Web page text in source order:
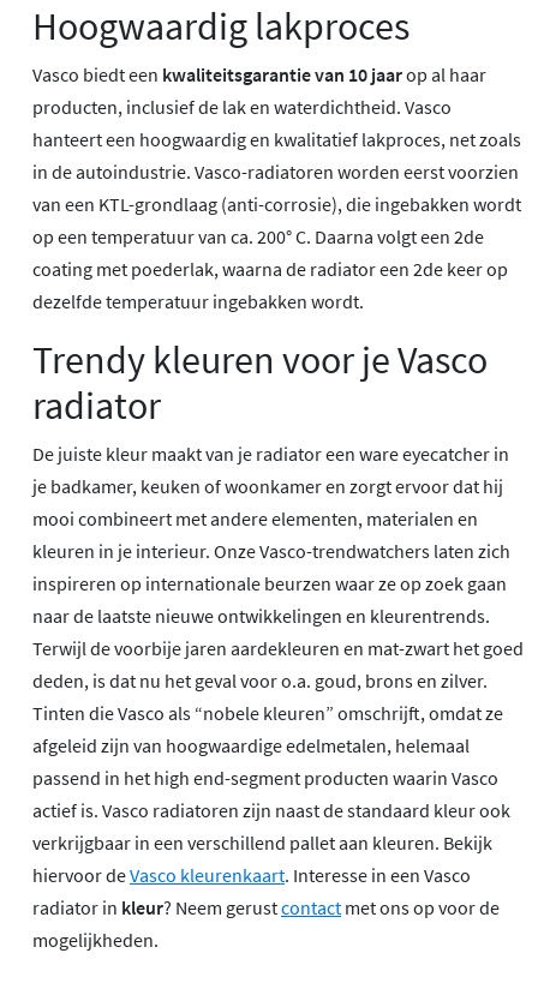
Hoogwaardig lakproces
Vasco biedt een kwaliteitsgarantie van 10 jaarop al haar
producten, inclusief de lak en waterdichtheid. Vasco
hanteert een hoogwaardig en kwalitatief lakproces, net zoals
in de autoindustrie. Vasco-radiatoren worden eerst voorzien
van een KTL-grondlaag (anti-corrosie), die ingebakken wordt
op een temperatuur van ca. 200° C. Daarna volgt een 2de
coating met poederlak, waarna de radiator een 2de keer op
dezelfde temperatuur ingebakken wordt.
Trendy kleuren voor je Vasco
radiator
De juiste kleur maakt van je radiator een ware eyecatcher in
je badkamer, keuken of woonkamer en zorgt ervoor dat hij
mooi combineert met andere elementen, materialen en
kleuren in je interieur. Onze Vasco-trendwatchers laten zich
inspireren op internationale beurzen waar ze op zoek gaan
naar de laatste nieuwe ontwikkelingen en kleurentrends.
Terwijl de voorbije jaren aardekleuren en mat-zwart het goed
deden, is dat nu het geval voor o.a. goud, brons en zilver.
Tinten die Vasco als “nobele kleuren” omschrijft, omdat ze
afgeleid zijn van hoogwaardige edelmetalen, helemaal
passend in het high end-segment producten waarin Vasco
actief is. Vasco radiatoren zijn naast de standaard kleur ook
verkrijgbaar in een verschillend pallet aan kleuren. Bekijk
hiervoor deVasco kleurenkaart. Interesse in een Vasco
radiator in kleur? Neem gerustcontact met ons op voor de
mogelijkheden.